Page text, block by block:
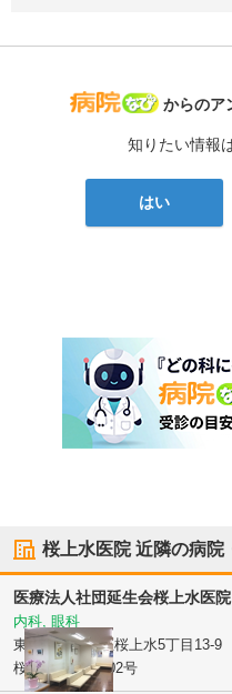
病院なび
からのア
知りたい情報
はい
桜上水医院近隣の病院
医療法人社団延生会桜上水医院
内科, 眼科
東京都世田谷区桜上水5丁目13-9
桜上水ヒルズ102号